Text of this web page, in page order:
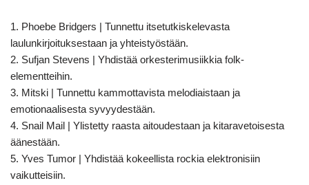
1. Phoebe Bridgers | Tunnettu itsetutkiskelevasta
laulunkirjoituksestaan ja yhteistyöstään.
2. Sufjan Stevens | Yhdistää orkesterimusiikkia folk-
elementteihin.
3. Mitski | Tunnettu kammottavista melodiaistaan ja
emotionaalisesta syvyydestään.
4. Snail Mail | Ylistetty raasta aitoudestaan ja kitaravetoisesta
äänestään.
5. Yves Tumor | Yhdistää kokeellista rockia elektronisiin
vaikutteisiin.